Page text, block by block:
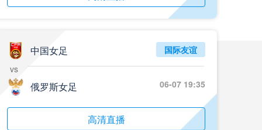
中国女足
vs
俄罗斯女足
国际友谊
06-07 19:35
高清直播